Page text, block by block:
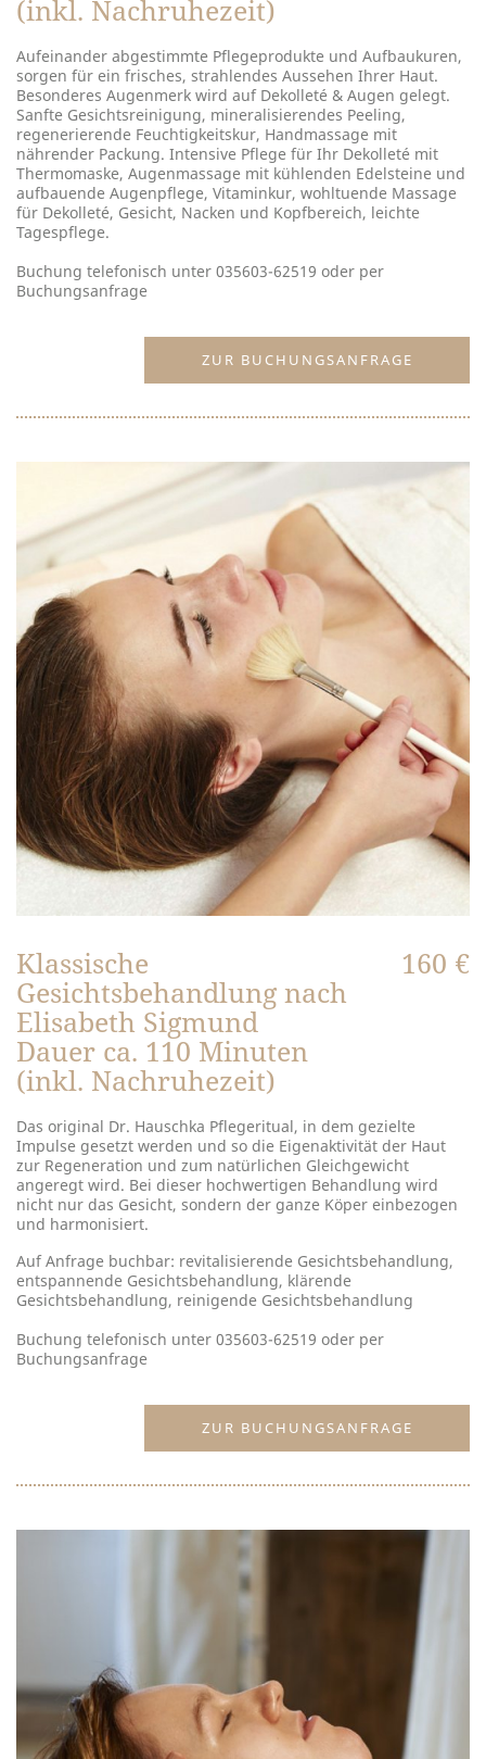
(inkl. Nachruhezeit)
Aufeinander abgestimmte Pflegeprodukte und Aufbaukuren,
sorgen für ein frisches, strahlendes Aussehen Ihrer Haut.
Besonderes Augenmerk wird auf Dekolleté & Augen gelegt.
Sanfte Gesichtsreinigung, mineralisierendes Peeling,
regenerierende Feuchtigkeitskur, Handmassage mit
nährender Packung. Intensive Pflege für Ihr Dekolleté mit
Thermomaske, Augenmassage mit kühlenden Edelsteine und
aufbauende Augenpflege, Vitaminkur, wohltuende Massage
für Dekolleté, Gesicht, Nacken und Kopfbereich, leichte
Tagespflege.
Buchung telefonisch unter 035603-62519 oder per
Buchungsanfrage
ZUR BUCHUNGSANFRAGE
Klassische
Gesichtsbehandlung nach
Elisabeth Sigmund
Dauer ca. 110 Minuten
(inkl. Nachruhezeit)
160 €
Das original Dr. Hauschka Pflegeritual, in dem gezielte
Impulse gesetzt werden und so die Eigenaktivität der Haut
zur Regeneration und zum natürlichen Gleichgewicht
angeregt wird. Bei dieser hochwertigen Behandlung wird
nicht nur das Gesicht, sondern der ganze Köper einbezogen
und harmonisiert.
Auf Anfrage buchbar: revitalisierende Gesichtsbehandlung,
entspannende Gesichtsbehandlung, klärende
Gesichtsbehandlung, reinigende Gesichtsbehandlung
Buchung telefonisch unter 035603-62519 oder per
Buchungsanfrage
ZUR BUCHUNGSANFRAGE